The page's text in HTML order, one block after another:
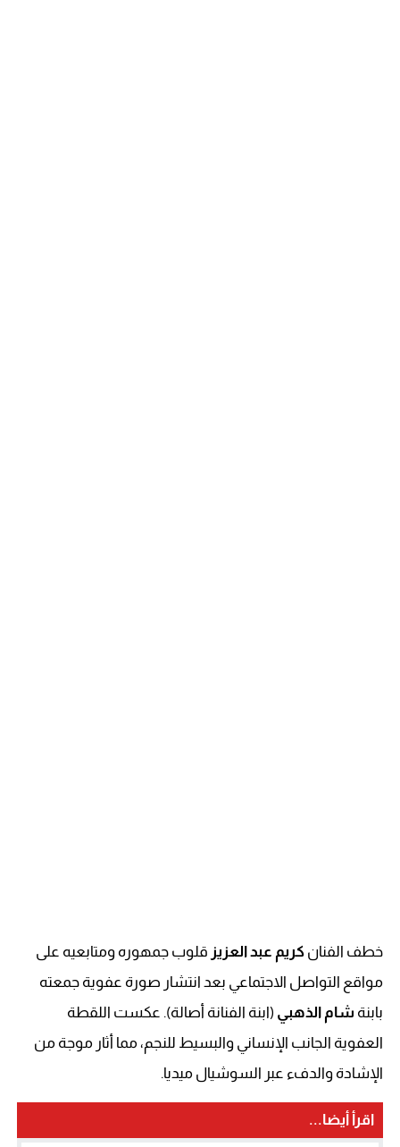
خطف الفنان كريم عبد العزيز قلوب جمهوره ومتابعيه على
مواقع التواصل الاجتماعي بعد انتشار صورة عفوية جمعته
بابنة شام الذهبي (ابنة الفنانة أصالة). عكست اللقطة
العفوية الجانب الإنساني والبسيط للنجم، مما أثار موجة من
الإشادة والدفء عبر السوشيال ميديا.
اقرأ أيضا...